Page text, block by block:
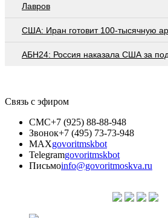
Лавров
США: Иран готовит 100-тысячную
АБН24: Россия наказала США за
Связь с эфиром
СМС+7 (925) 88-88-948
Звонок+7 (495) 73-73-948
MAXgovoritmskbot
Telegramgovoritmskbot
Письмоinfo@govoritmoskva.ru